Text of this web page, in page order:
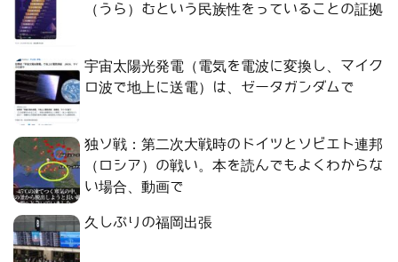
（うら）むという民族性をっていることの証拠
宇宙太陽光発電（電気を電波に変換し、マイク
ロ波で地上に送電）は、ゼータガンダムで
独ソ戦：第二次大戦時のドイツとソビエト連邦
（ロシア）の戦い。本を読んでもよくわからな
い場合、動画で
久しぶりの福岡出張